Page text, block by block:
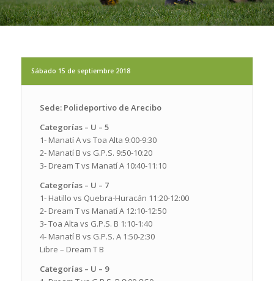
Sábado 15 de septiembre 2018
Sede: Polideportivo de Arecibo
Categorías – U – 5
1- Manatí A vs Toa Alta 9:00-9:30
2- Manatí B vs G.P.S. 9:50-10:20
3- Dream T vs Manatí A 10:40-11:10
Categorías – U – 7
1- Hatillo vs Quebra-Huracán 11:20-12:00
2- Dream T vs Manatí A 12:10-12:50
3- Toa Alta vs G.P.S. B 1:10-1:40
4- Manatí B vs G.P.S. A 1:50-2:30
Libre – Dream T B
Categorías – U – 9